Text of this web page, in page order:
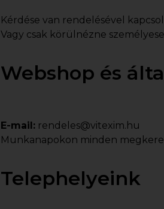
Kérdése van rendelésével
Vagy csak körülnézne
Webshop és
E-mail: rendeles@vitexim.hu
Munkanapokon minden
Telephelyeink